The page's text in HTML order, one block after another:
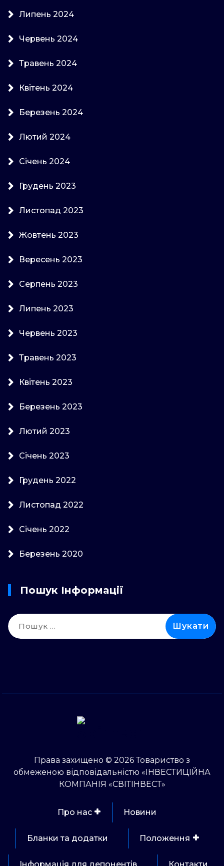
Липень 2024
Червень 2024
Травень 2024
Квітень 2024
Березень 2024
Лютий 2024
Січень 2024
Грудень 2023
Листопад 2023
Жовтень 2023
Вересень 2023
Серпень 2023
Липень 2023
Червень 2023
Травень 2023
Квітень 2023
Березень 2023
Лютий 2023
Січень 2023
Грудень 2022
Листопад 2022
Січень 2022
Березень 2020
Пошук Інформації
Пошук:
Права захищено © 2026 Товариство з
обмеженою відповідальністю «ІНВЕСТИЦІЙНА
КОМПАНІЯ «СВІТІНВЕСТ»
Про нас Новини
Бланки та додатки Положення
Інформація для депонентів Контакти